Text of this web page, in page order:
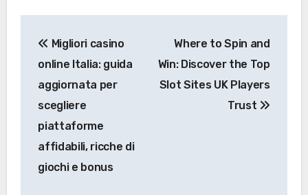
navigation
Migliori casino
online Italia: guida
aggiornata per
scegliere
piattaforme
affidabili, ricche di
giochi e bonus
Where to Spin and
Win: Discover the Top
Slot Sites UK Players
Trust